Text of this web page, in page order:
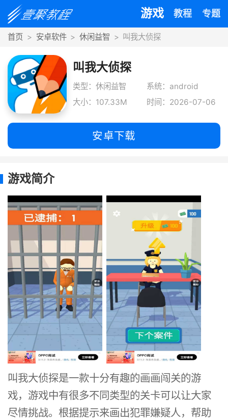
游戏 教程 专题
首页 安卓软件 休闲益智 叫我大侦探
叫我大侦探
类型：休闲益智
系统：android
大小：107.33M
时间：2026-07-06
安卓下载
游戏简介
叫我大侦探是一款十分有趣的画画闯关的游
戏，游戏中有很多不同类型的关卡可以让大家
尽情挑战。根据提示来画出犯罪嫌疑人，帮助